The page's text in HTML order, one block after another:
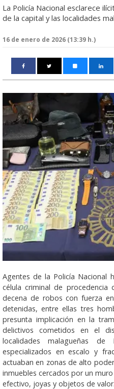
La Policía Nacional esclarece
de la capital y las localidades
16 de enero de 2026 (13:39 h.)
Agentes de la Policía Nacional
célula criminal de
decena de robos con fuerza
detenidas, entre ellas tres
presunta implicación en la
delictivos cometidos en el
localidades malagueñas
especializados en escalo y
actuaban en zonas de alto
inmuebles cercados por un
efectivo, joyas y objetos de valor.